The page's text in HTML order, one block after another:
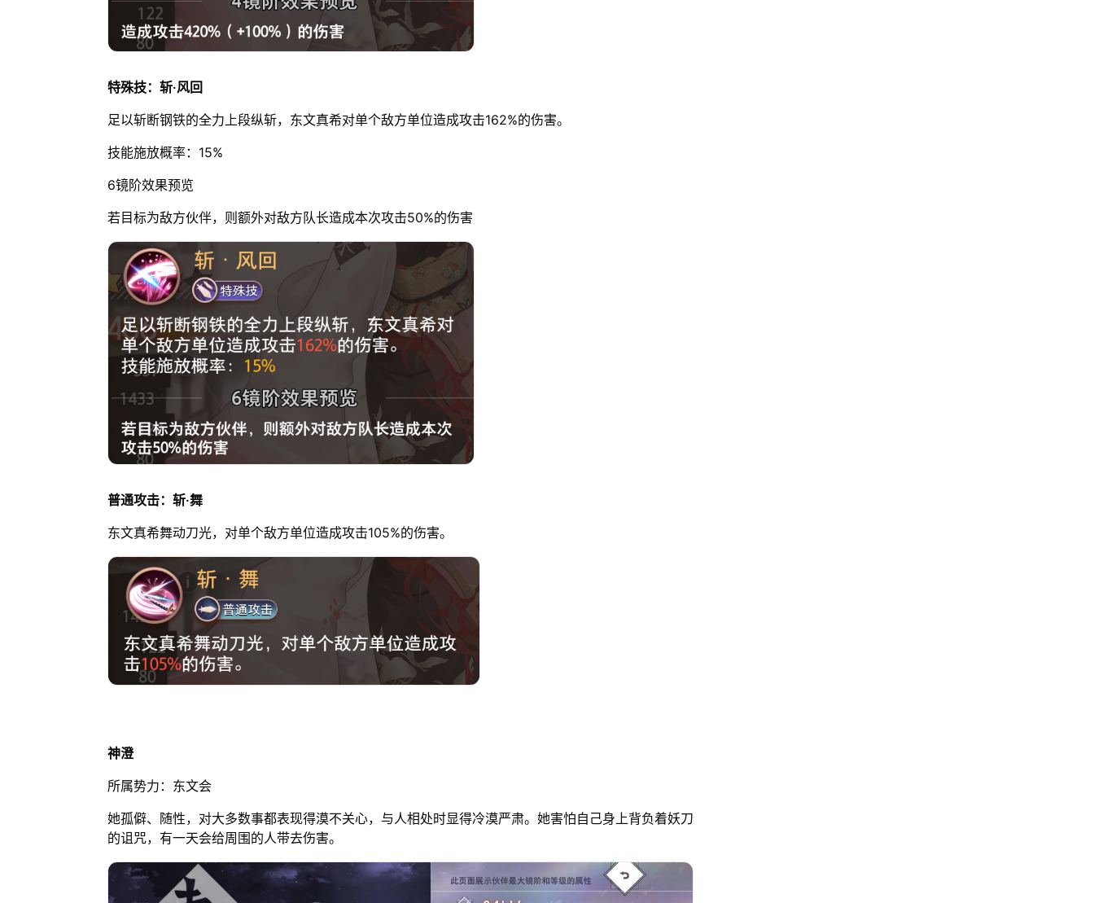
特殊技：斩·风回
足以斩断钢铁的全力上段纵斩，东文真希对单个敌方单位造成攻击162%的伤害。
技能施放概率：15%
6镜阶效果预览
若目标为敌方伙伴，则额外对敌方队长造成本次攻击50%的伤害
普通攻击：斩·舞
东文真希舞动刀光，对单个敌方单位造成攻击105%的伤害。
神澄
所属势力：东文会
她孤僻、随性，对大多数事都表现得漠不关心，与人相处时显得冷漠严肃。她害怕自己身上背负着妖刀
的诅咒，有一天会给周围的人带去伤害。